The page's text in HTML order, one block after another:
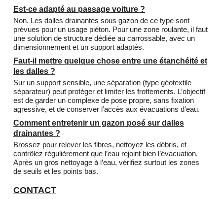
Est-ce adapté au passage voiture ?
Non. Les dalles drainantes sous gazon de ce type sont
prévues pour un usage piéton. Pour une zone roulante, il faut
une solution de structure dédiée au carrossable, avec un
dimensionnement et un support adaptés.
Faut-il mettre quelque chose entre une étanchéité et
les dalles ?
Sur un support sensible, une séparation (type géotextile
séparateur) peut protéger et limiter les frottements. L’objectif
est de garder un complexe de pose propre, sans fixation
agressive, et de conserver l’accès aux évacuations d’eau.
Comment entretenir un gazon posé sur dalles
drainantes ?
Brossez pour relever les fibres, nettoyez les débris, et
contrôlez régulièrement que l’eau rejoint bien l’évacuation.
Après un gros nettoyage à l’eau, vérifiez surtout les zones
de seuils et les points bas.
CONTACT